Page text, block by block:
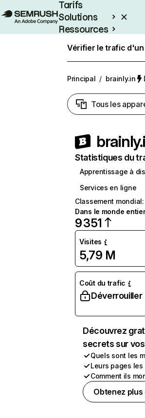
Tarifs
Solutions
Ressources
Vérifier le trafic d'un
Principal / brainly.in
Tous les
Statistiques du
Apprentissage à
Services en ligne
Classement mondial:
Dans le monde
9 351
Visites
5,79 M
Coût du trafic
Déverrouiller
Découvrez
secrets sur
Quels sont les
Leurs pages
Comment ils
Obtenez